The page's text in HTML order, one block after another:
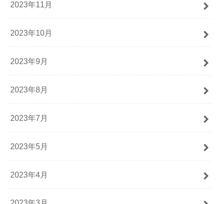
2023年11月
2023年10月
2023年9月
2023年8月
2023年7月
2023年5月
2023年4月